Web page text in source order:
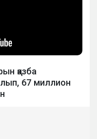
қазба
67 миллион